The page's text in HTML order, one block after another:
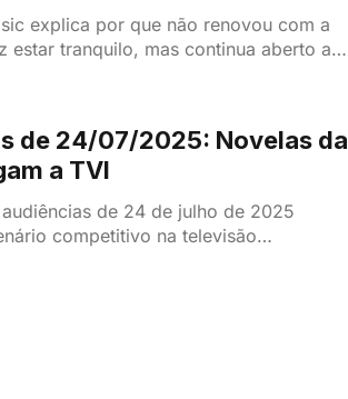
explica por que não renovou com a
estar tranquilo, mas continua aberto a
de 24/07/2025: Novelas da
a TVI
de 24 de julho de 2025
competitivo na televisão